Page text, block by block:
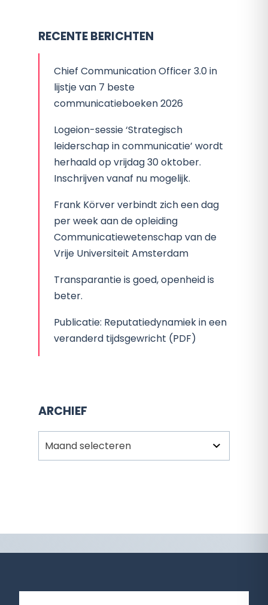
RECENTE BERICHTEN
Chief Communication Officer 3.0 in
lijstje van 7 beste
communicatieboeken 2026
Logeion-sessie ‘Strategisch
leiderschap in communicatie’ wordt
herhaald op vrijdag 30 oktober.
Inschrijven vanaf nu mogelijk.
Frank Körver verbindt zich een dag
per week aan de opleiding
Communicatiewetenschap van de
Vrije Universiteit Amsterdam
Transparantie is goed, openheid is
beter.
Publicatie: Reputatiedynamiek in een
veranderd tijdsgewricht (PDF)
ARCHIEF
Archief